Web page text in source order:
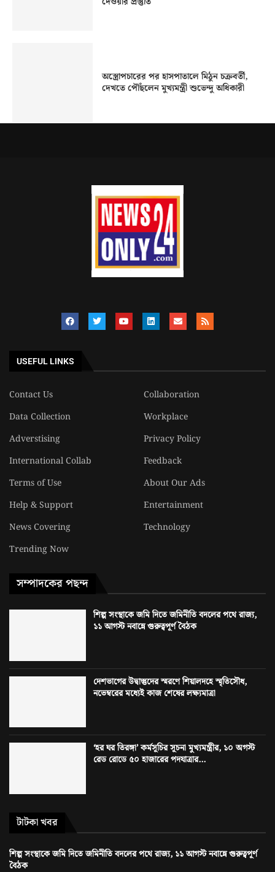
অস্ত্রোপচারের পর হাসপাতালে মিঠুন চক্রবর্তী,
দেখতে পৌঁছলেন মুখ্যমন্ত্রী শুভেন্দু অধিকারী
USEFUL LINKS
Contact Us
Collaboration
Data Collection
Workplace
Adverstising
Privacy Policy
International Collab
Feedback
Terms of Use
About Our Ads
Help & Support
Entertainment
News Covering
Technology
Trending Now
সম্পাদকের পছন্দ
শিল্প সংস্থাকে জমি দিতে জমিনীতি বদলের পথে রাজ্য,
১১ আগস্ট নবান্নে গুরুত্বপূর্ণ বৈঠক
দেশভাগের উদ্বাস্তুদের স্মরণে শিয়ালদহে স্মৃতিসৌধ,
নভেম্বরের মধ্যেই কাজ শেষের লক্ষ্যমাত্রা
‘হর ঘর তিরঙ্গা’ কর্মসূচির সূচনা মুখ্যমন্ত্রীর, ১০ অগস্ট
রেড রোডে ৫০ হাজারের পদযাত্রার...
টাটকা খবর
শিল্প সংস্থাকে জমি দিতে জমিনীতি বদলের পথে রাজ্য, ১১ আগস্ট নবান্নে গুরুত্বপূর্ণ
বৈঠক